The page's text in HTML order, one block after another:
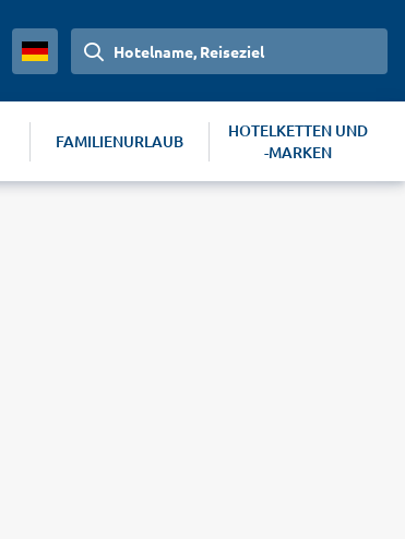
Hotelname, Reiseziel
FAMILIENURLAUB
HOTELKETTEN UND
-MARKEN